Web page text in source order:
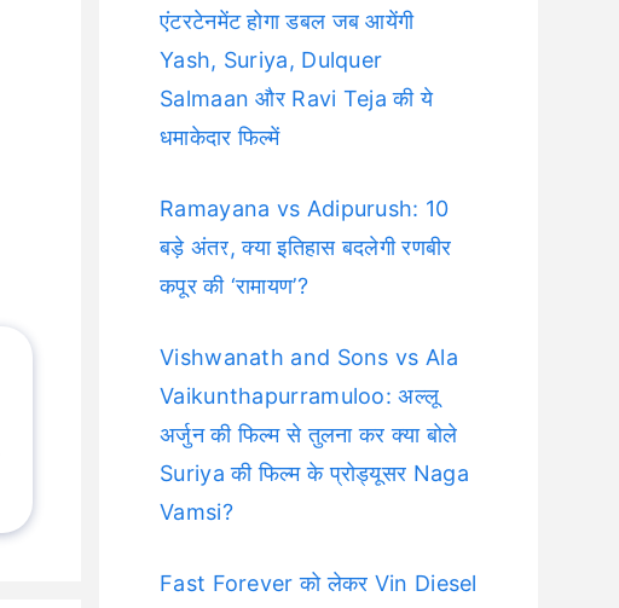
एंटरटेनमेंट होगा डबल जब आयेंगी
Yash, Suriya, Dulquer
Salmaan और Ravi Teja की ये
धमाकेदार फिल्में
Ramayana vs Adipurush: 10
बड़े अंतर, क्या इतिहास बदलेगी रणबीर
कपूर की ‘रामायण’?
Vishwanath and Sons vs Ala
Vaikunthapurramuloo: अल्लू
अर्जुन की फिल्म से तुलना कर क्या बोले
Suriya की फिल्म के प्रोड्यूसर Naga
Vamsi?
Fast Forever को लेकर Vin Diesel